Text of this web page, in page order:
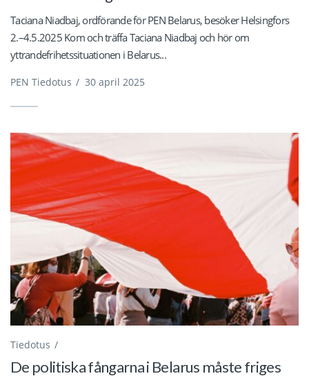
Taciana Niadbaj, ordförande för PEN Belarus, besöker Helsingfors
2.–4.5.2025 Kom och träffa Taciana Niadbaj och hör om
yttrandefrihetssituationen i Belarus...
PEN Tiedotus / 30 april 2025
Tiedotus
De politiska fångarna i Belarus måste friges